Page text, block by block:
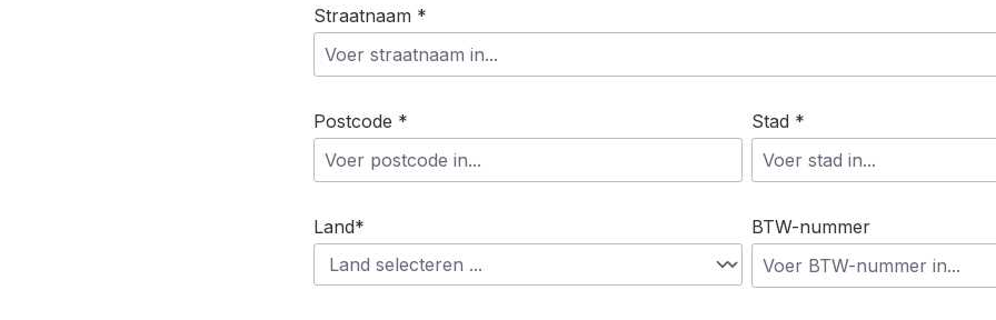
Straatnaam *
Postcode * Stad *
Land* BTW-nummer